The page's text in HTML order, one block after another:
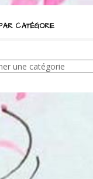
CATÉGORIE